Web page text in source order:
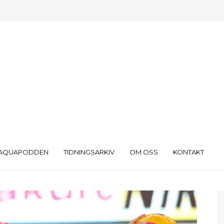
TIDNINGSARKIV OM OSS KONTAKT